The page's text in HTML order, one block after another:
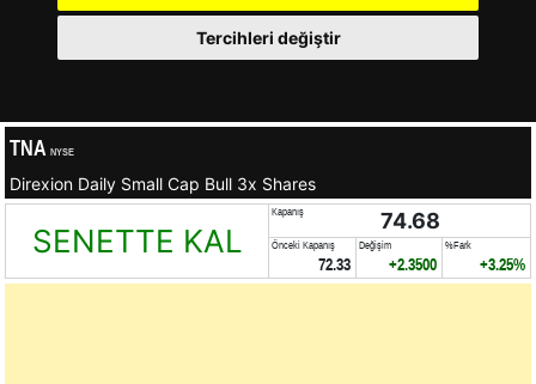
Tercihleri değiştir
TNA NYSE
Direxion Daily Small Cap Bull 3x Shares
SENETTE KAL
Kapanış 74.68
Önceki Kapanış
72.33
Değişim
+2.3500
%Fark
+3.25%